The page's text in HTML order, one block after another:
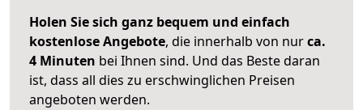
Holen Sie sich ganz bequem und einfach
kostenlose Angebote, die innerhalb von nurca.
4 Minuten bei Ihnen sind. Und das Beste daran
ist, dass all dies zu erschwinglichen Preisen
angeboten werden.